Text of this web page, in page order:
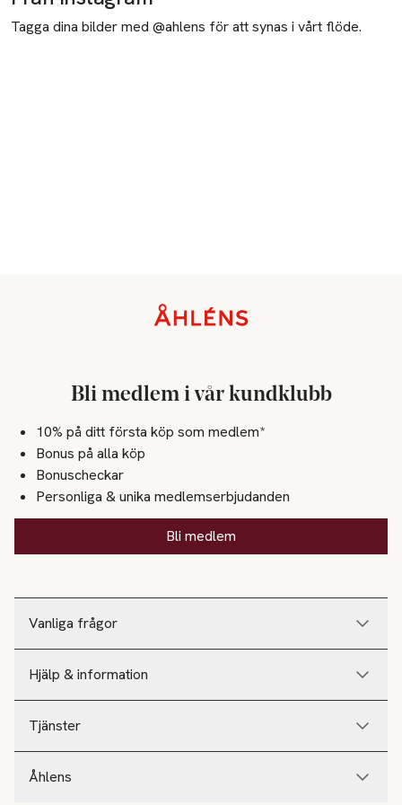
Tagga dina bilder med @ahlens för att synas i vårt flöde.
Vanliga frågor
Hjälp & information
Tjänster
Åhlens
Bli medlem i vår kundklubb
10% på ditt första köp som medlem*
Bonus på alla köp
Bonuscheckar
Personliga & unika medlemserbjudanden
Bli medlem